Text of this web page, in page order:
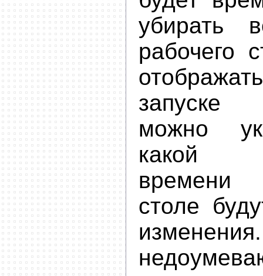
убирать
рабочего
можно
какой
времени
столе